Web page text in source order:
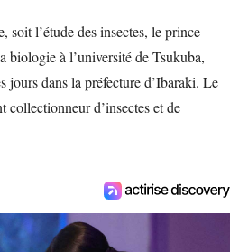
soit l’étude des insectes, le prince
biologie à l’université de Tsukuba,
jours dans la préfecture d’Ibaraki. Le
collectionneur d’insectes et de